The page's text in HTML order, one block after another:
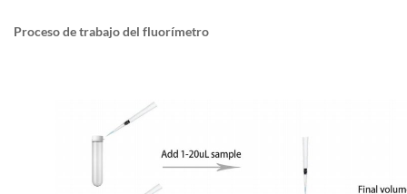
Proceso de trabajo del fluorímetro